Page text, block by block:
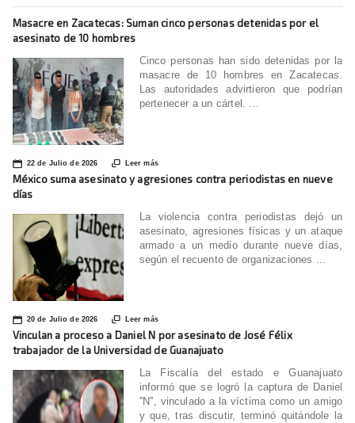
Masacre en Zacatecas: Suman cinco personas detenidas por el
asesinato de 10 hombres
Cinco personas han sido detenidas por la
masacre de 10 hombres en Zacatecas.
Las autoridades advirtieron que podrían
pertenecer a un cártel. ...
📅 22 de Julio de 2026  Leer más
México suma asesinato y agresiones contra periodistas en nueve
días
La violencia contra periodistas dejó un
asesinato, agresiones físicas y un ataque
armado a un medio durante nueve días,
según el recuento de organizaciones ...
📅 20 de Julio de 2026  Leer más
Vinculan a proceso a Daniel N por asesinato de José Félix
trabajador de la Universidad de Guanajuato
La Fiscalía del estado e Guanajuato
informó que se logró la captura de Daniel
''N'', vinculado a la víctima como un amigo
y que, tras discutir, terminó quitándole la